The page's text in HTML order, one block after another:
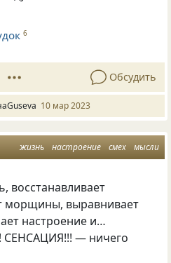
6
Обсудить
10 мар 2023
жизнь настроение смех мысли
восстанавливает
морщины, выравнивает
настроение и…
— ничего